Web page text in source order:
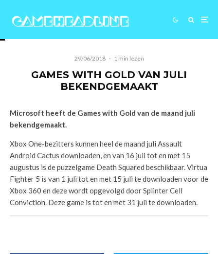
29/06/2018 · 1 min lezen
GAMES WITH GOLD VAN JULI
BEKENDGEMAAKT
Microsoft heeft de Games with Gold van de maand juli
bekendgemaakt.
Xbox One-bezitters kunnen heel de maand juli Assault
Android Cactus downloaden, en van 16 juli tot en met 15
augustus is de puzzelgame Death Squared beschikbaar. Virtua
Fighter 5 is van 1 juli tot en met 15 juli te downloaden voor de
Xbox 360 en deze wordt opgevolgd door Splinter Cell
Conviction. Deze game is tot en met 31 juli te downloaden.